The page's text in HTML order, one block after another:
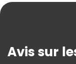
Conditions
Avis sur